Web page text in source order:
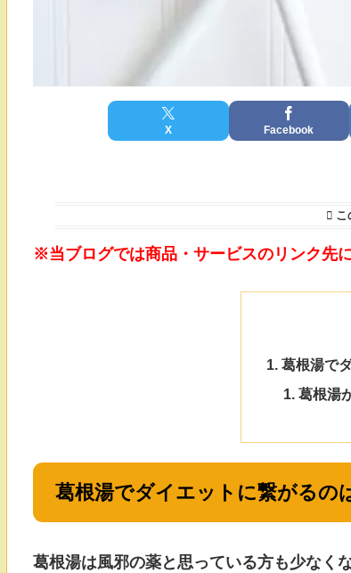
X Facebook
こ
※当ブログでは商品・サービスのリンク先
葛根湯で
葛根湯
葛根湯でダイエットに繋がるの
葛根湯は風邪の薬と思っている方も少なく